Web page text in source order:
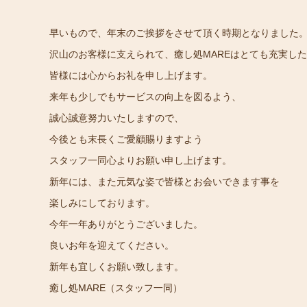
早いもので、年末のご挨拶をさせて頂く時期となりました。
沢山のお客様に支えられて、癒し処MAREはとても充実した
皆様には心からお礼を申し上げます。
来年も少しでもサービスの向上を図るよう、
誠心誠意努力いたしますので、
今後とも末長くご愛顧賜りますよう
スタッフ一同心よりお願い申し上げます。
新年には、また元気な姿で皆様とお会いできます事を
楽しみにしております。
今年一年ありがとうございました。
良いお年を迎えてください。
新年も宜しくお願い致します。
癒し処MARE（スタッフ一同）